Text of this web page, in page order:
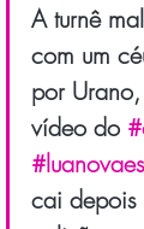
A turnê
com um
por
vídeo do
cai depois